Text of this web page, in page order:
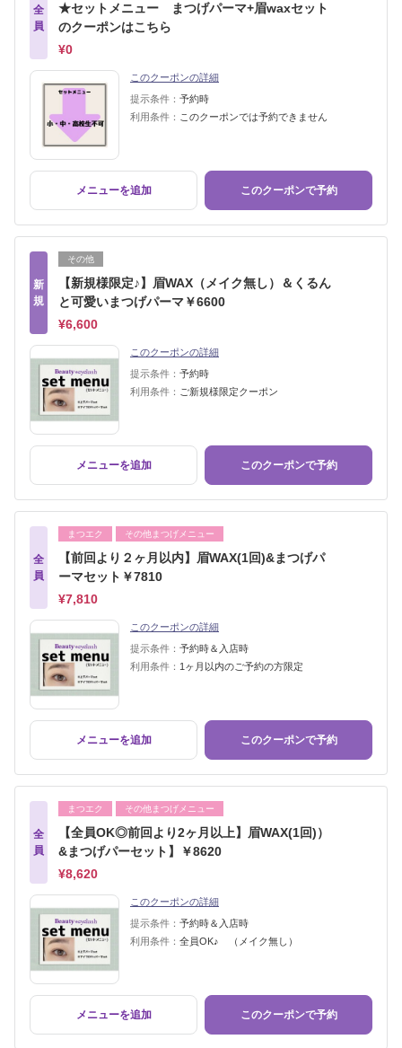
全
員
★セットメニュー まつげパーマ+眉waxセット
のクーポンはこちら
¥0
このクーポンの詳細
提示条件： 予約時
利用条件： このクーポンでは予約できません
メニューを追加 このクーポンで予約
新
規
その他
【新規様限定♪】眉WAX（メイク無し）＆くるん
と可愛いまつげパーマ￥6600
¥6,600
このクーポンの詳細
提示条件： 予約時
利用条件： ご新規様限定クーポン
メニューを追加 このクーポンで予約
全
員
まつエク その他まつげメニュー
【前回より２ヶ月以内】眉WAX(1回)&まつげパ
ーマセット￥7810
¥7,810
このクーポンの詳細
提示条件： 予約時＆入店時
利用条件： 1ヶ月以内のご予約の方限定
メニューを追加 このクーポンで予約
全
員
まつエク その他まつげメニュー
【全員OK◎前回より2ヶ月以上】眉WAX(1回)）
&まつげパーセット】￥8620
¥8,620
このクーポンの詳細
提示条件： 予約時＆入店時
利用条件： 全員OK♪ （メイク無し）
メニューを追加 このクーポンで予約